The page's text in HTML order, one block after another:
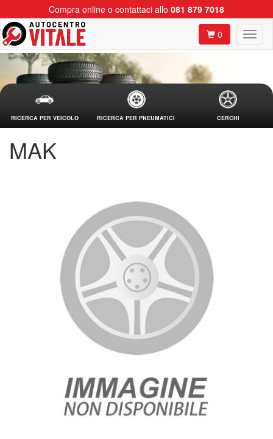
Compra online o contattaci allo 081 879 7018
0
RICERCA PER VEICOLO RICERCA PER PNEUMATICI CERCHI
MAK